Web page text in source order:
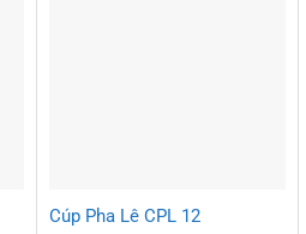
Cúp Pha Lê CPL 12